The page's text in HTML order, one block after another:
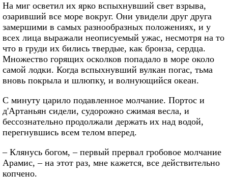
На миг осветил их ярко вспыхнувший свет взрыва,
озаривший все море вокруг. Они увидели друг друга
замершими в самых разнообразных положениях, и у
всех лица выражали неописуемый ужас, несмотря на то
что в груди их бились твердые, как бронза, сердца.
Множество горящих осколков попадало в море около
самой лодки. Когда вспыхнувший вулкан погас, тьма
вновь покрыла и шлюпку, и волнующийся океан.
С минуту царило подавленное молчание. Портос и
д'Артаньян сидели, судорожно сжимая весла, и
бессознательно продолжали держать их над водой,
перегнувшись всем телом вперед.
– Клянусь богом, – первый прервал гробовое молчание
Арамис, – на этот раз, мне кажется, все действительно
копчено.